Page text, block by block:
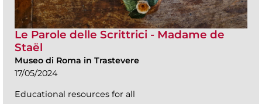
Le Parole delle Scrittrici - Madame de
Staël
Museo di Roma in Trastevere
17/05/2024
Educational resources for all